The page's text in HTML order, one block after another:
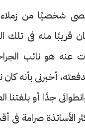
شخصيًا من زملاء
قريبًا منه فى تلك
عنه هو نائب
أخبرنى بأنه
جدًا أو بلغتنا
الأساتذة صرامة فى